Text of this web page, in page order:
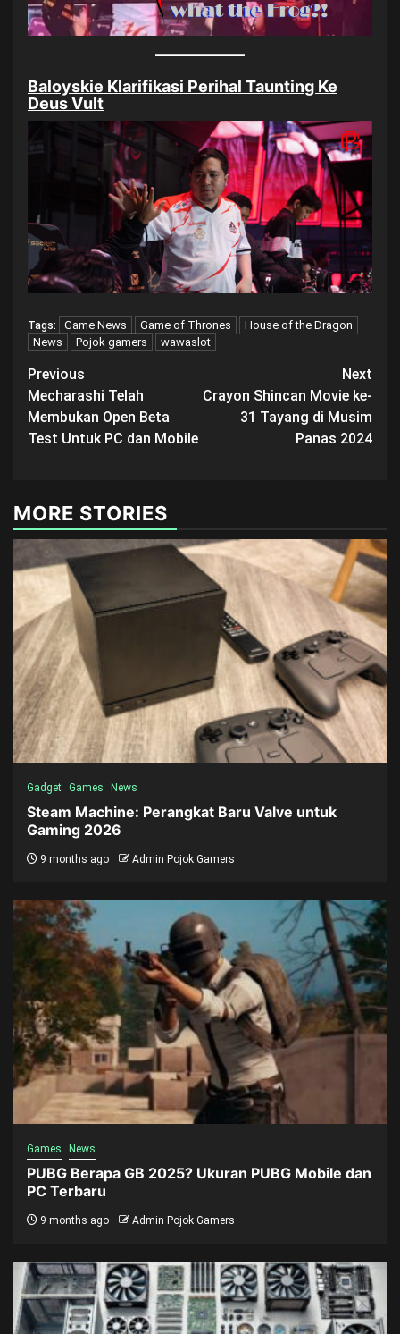
Baloyskie Klarifikasi Perihal Taunting Ke
Deus Vult
Tags: Game News Game of Thrones
House of the Dragon
News
Pojok gamers wawaslot
Post
navigation
Previous
Mecharashi Telah
Membukan Open Beta
Test Untuk PC dan Mobile
Next
Crayon Shincan Movie ke-
31 Tayang di Musim
Panas 2024
MORE STORIES
Gadget Games News
Steam Machine: Perangkat Baru Valve untuk
Gaming 2026
9 months ago Admin Pojok Gamers
Games News
PUBG Berapa GB 2025? Ukuran PUBG Mobile dan
PC Terbaru
9 months ago Admin Pojok Gamers